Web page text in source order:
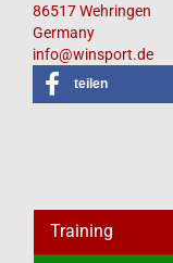
86517 Wehringen
Germany
info@winsport.de
teilen
Training